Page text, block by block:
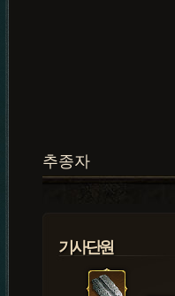
추종자
기사단원